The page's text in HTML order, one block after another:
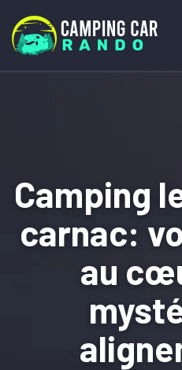
Camping
carnac:
au